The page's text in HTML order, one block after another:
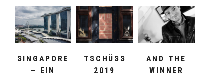
SINGAPORE
– EIN
TSCHÜSS
2019
AND THE
WINNER